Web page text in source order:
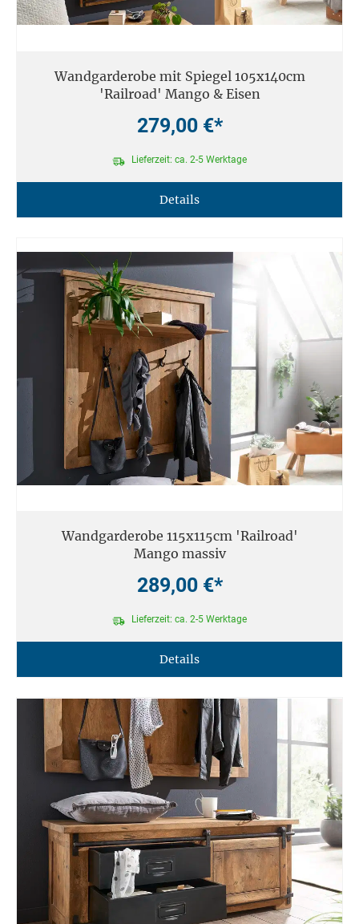
Wandgarderobe mit Spiegel 105x140cm
'Railroad' Mango & Eisen
279,00 €*
Lieferzeit: ca. 2-5 Werktage
Details
Wandgarderobe 115x115cm 'Railroad'
Mango massiv
289,00 €*
Lieferzeit: ca. 2-5 Werktage
Details